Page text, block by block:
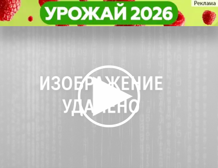
Налоговики составили «черный»
список должников
ЭкономикаНалоговики составили «черный»
список должников
Экономика
Другие новости
Погода и курсы